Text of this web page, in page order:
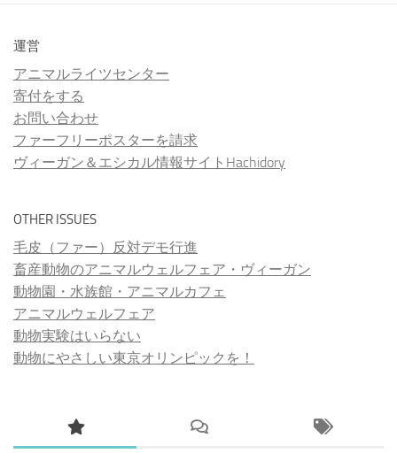
運営
アニマルライツセンター
寄付をする
お問い合わせ
ファーフリーポスターを請求
ヴィーガン＆エシカル情報サイトHachidory
OTHER ISSUES
毛皮（ファー）反対デモ行進
畜産動物のアニマルウェルフェア・ヴィーガン
動物園・水族館・アニマルカフェ
アニマルウェルフェア
動物実験はいらない
動物にやさしい東京オリンピックを！